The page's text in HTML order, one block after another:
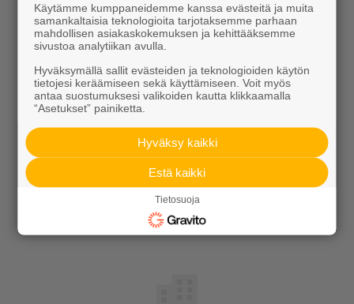
Ideoidaan yhdessä
Kotipolku
Kotipolku blogi
Ideakuvasto
Käytämme kumppaneidemme kanssa evästeitä ja muita
samankaltaisia teknologioita tarjotaksemme parhaan
mahdollisen asiakaskokemuksen ja kehittääksemme
sivustoa analytiikan avulla.
Hyväksymällä sallit evästeiden ja teknologioiden käytön
tietojesi keräämiseen sekä käyttämiseen. Voit myös
antaa suostumuksesi valikoiden kautta klikkaamalla
“Asetukset” painiketta.
Hyväksy kaikki
Estä kaikki
Tietosuoja